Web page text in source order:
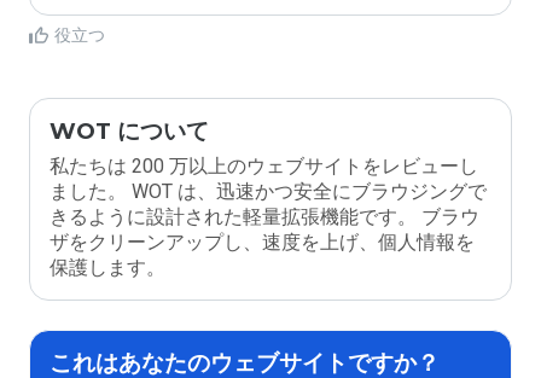
役立つ
WOT について
私たちは 200 万以上のウェブサイトをレビューし
ました。 WOT は、迅速かつ安全にブラウジングで
きるように設計された軽量拡張機能です。 ブラウ
ザをクリーンアップし、速度を上げ、個人情報を
保護します。
これはあなたのウェブサイトですか？